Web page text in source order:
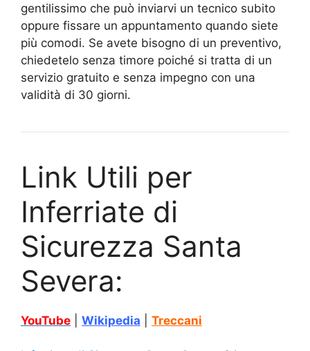
gentilissimo che può inviarvi un tecnico subito
oppure fissare un appuntamento quando siete
più comodi. Se avete bisogno di un preventivo,
chiedetelo senza timore poiché si tratta di un
servizio gratuito e senza impegno con una
validità di 30 giorni.
Link Utili per
Inferriate di
Sicurezza Santa
Severa:
YouTube Wikipedia Treccani